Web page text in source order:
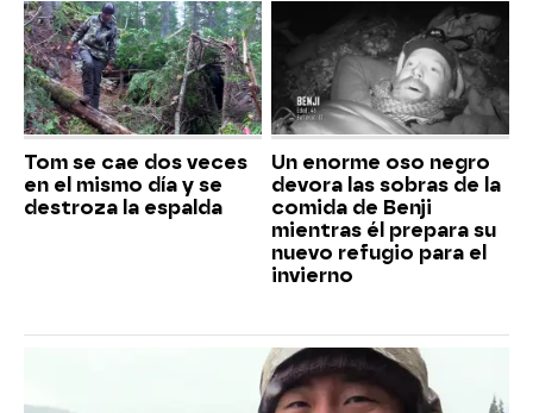
Tom se cae dos veces
en el mismo día y se
destroza la espalda
Un enorme oso negro
devora las sobras de la
comida de Benji
mientras él prepara su
nuevo refugio para el
invierno